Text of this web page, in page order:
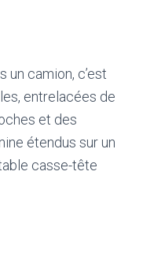
camion, c’est
entrelacées de
et des
étendus sur un
casse-tête